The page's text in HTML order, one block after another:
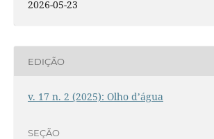
2026-05-23
EDIÇÃO
v. 17 n. 2 (2025): Olho d’água
SEÇÃO